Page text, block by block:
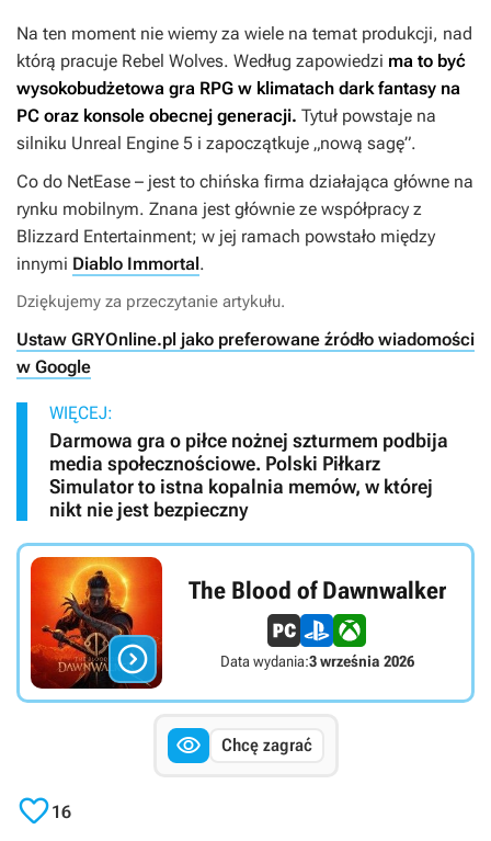
Na ten moment nie wiemy za wiele na temat produkcji, nad
którą pracuje Rebel Wolves. Według zapowiedzi ma to być
wysokobudżetowa gra RPG w klimatach dark fantasy na
PC oraz konsole obecnej generacji. Tytuł powstaje na
silniku Unreal Engine 5 i zapoczątkuje „nową sagę”.
Co do NetEase – jest to chińska firma działająca główne na
rynku mobilnym. Znana jest głównie ze współpracy z
Blizzard Entertainment; w jej ramach powstało między
innymi Diablo Immortal.
Dziękujemy za przeczytanie artykułu.
Ustaw GRYOnline.pl jako preferowane źródło wiadomości
w Google
WIĘCEJ:
Darmowa gra o piłce nożnej szturmem podbija
media społecznościowe. Polski Piłkarz
Simulator to istna kopalnia memów, w której
nikt nie jest bezpieczny

The Blood of Dawnwalker
Data wydania:3 września 2026
 Chcę zagrać
16